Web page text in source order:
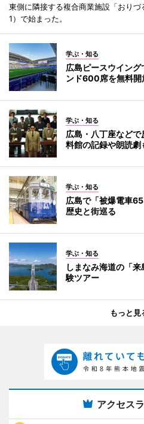
東側に隣接する複合商業施設「おり
1）で始まった。
学ぶ・知る
広島ピースウイン
ンド600席を無料開
学ぶ・知る
広島・八丁座など
料館の記録や朗読劇
学ぶ・知る
広島で「被爆電車
歴史と街巡る
学ぶ・知る
しまなみ海道の「
験ツアー
もっと見
アクセス